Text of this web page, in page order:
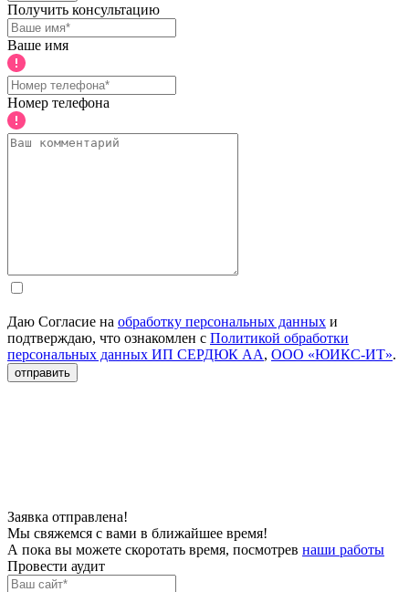
Получить консультацию
Ваше имя
Номер телефона
Даю Согласие на обработку персональных данных и
подтверждаю, что ознакомлен с Политикой обработки
персональных данных ИП СЕРДЮК АА, ООО «ЮИКС-ИТ».
отправить
Заявка отправлена!
Мы свяжемся с вами в ближайшее время!
А пока вы можете скоротать время, посмотрев наши работы
Провести аудит